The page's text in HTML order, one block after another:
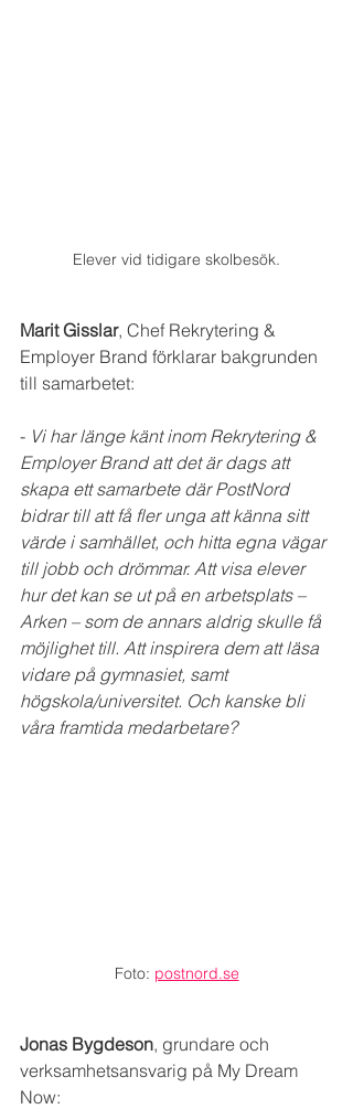
Elever vid tidigare skolbesök.
Marit Gisslar, Chef Rekrytering &
Employer Brand förklarar bakgrunden
till samarbetet:
- Vi har länge känt inom Rekrytering &
Employer Brand att det är dags att
skapa ett samarbete där PostNord
bidrar till att få fler unga att känna sitt
värde i samhället, och hitta egna vägar
till jobb och drömmar. Att visa elever
hur det kan se ut på en arbetsplats –
Arken – som de annars aldrig skulle få
möjlighet till. Att inspirera dem att läsa
vidare på gymnasiet, samt
högskola/universitet. Och kanske bli
våra framtida medarbetare?
Foto: postnord.se
Jonas Bygdeson, grundare och
verksamhetsansvarig på My Dream
Now: